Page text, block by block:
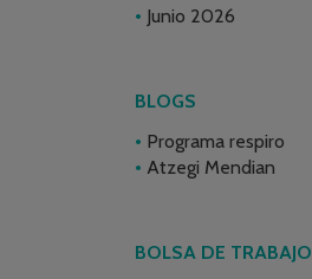
Junio 2026
BLOGS
Programa respiro
Atzegi Mendian
BOLSA DE TRABAJO